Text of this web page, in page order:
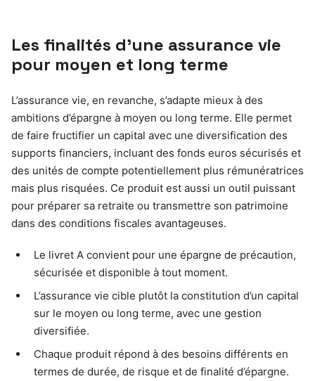
Les finalités d’une assurance vie
pour moyen et long terme
L’assurance vie, en revanche, s’adapte mieux à des
ambitions d’épargne à moyen ou long terme. Elle permet
de faire fructifier un capital avec une diversification des
supports financiers, incluant des fonds euros sécurisés et
des unités de compte potentiellement plus rémunératrices
mais plus risquées. Ce produit est aussi un outil puissant
pour préparer sa retraite ou transmettre son patrimoine
dans des conditions fiscales avantageuses.
Le livret A convient pour une épargne de précaution,
sécurisée et disponible à tout moment.
L’assurance vie cible plutôt la constitution d’un capital
sur le moyen ou long terme, avec une gestion
diversifiée.
Chaque produit répond à des besoins différents en
termes de durée, de risque et de finalité d’épargne.